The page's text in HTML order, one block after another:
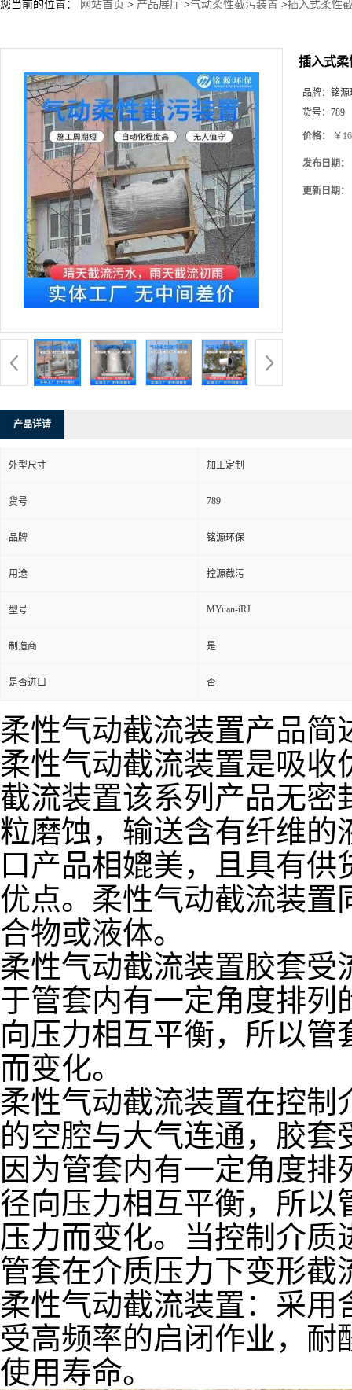
您当前的位置： 网站首页 > 产品展厅 >气动柔性截污装置 >插入式柔性
插入式柔
品牌： 铭源
货号： 789
价格： ￥
发布日期：
更新日期：
产品详请
外型尺寸 加工定制
货号 789
品牌 铭源环保
用途 控源截污
型号 MYuan-iRJ
制造商 是
是否进口 否
柔性气动截流装置产品简
柔性气动截流装置是吸
截流装置该系列产品无密
粒磨蚀，输送含有纤维的
口产品相媲美，且具有
优点。柔性气动截流装置
合物或液体。
柔性气动截流装置胶套
于管套内有一定角度排
向压力相互平衡，所以
而变化。
柔性气动截流装置在控
的空腔与大气连通，胶
因为管套内有一定角度
径向压力相互平衡，所以
压力而变化。当控制介
管套在介质压力下变形截
柔性气动截流装置：采
受高频率的启闭作业，
使用寿命。